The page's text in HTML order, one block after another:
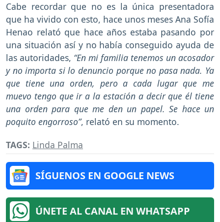
Cabe recordar que no es la única presentadora
que ha vivido con esto, hace unos meses Ana Sofía
Henao relató que hace años estaba pasando por
una situación así y no había conseguido ayuda de
las autoridades, “En mi familia tenemos un acosador
y no importa si lo denuncio porque no pasa nada. Ya
que tiene una orden, pero a cada lugar que me
muevo tengo que ir a la estación a decir que él tiene
una orden para que me den un papel. Se hace un
poquito engorroso”, relató en su momento.
TAGS: Linda Palma
SÍGUENOS EN GOOGLE NEWS
ÚNETE AL CANAL EN WHATSAPP